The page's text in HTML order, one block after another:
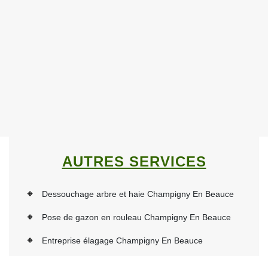
AUTRES SERVICES
Dessouchage arbre et haie Champigny En Beauce
Pose de gazon en rouleau Champigny En Beauce
Entreprise élagage Champigny En Beauce